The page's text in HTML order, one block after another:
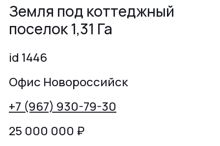
Земля под коттеджный
поселок 1,31 Га
id 1446
Офис Новороссийск
+7 (967) 930-79-30
25 000 000 ₽